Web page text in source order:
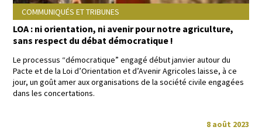
COMMUNIQUÉS ET TRIBUNES
LOA : ni orientation, ni avenir pour notre agriculture,
sans respect du débat démocratique !
Le proces­sus “démoc­ra­tique” engagé début jan­vi­er autour du
Pacte et de la Loi d’Ori­en­ta­tion et d’Avenir Agri­coles laisse, à ce
jour, un goût amer aux organ­i­sa­tions de la société civile engagées
dans les concertations.
8 août 2023